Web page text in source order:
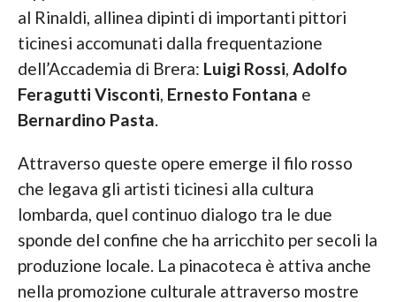
al Rinaldi, allinea dipinti di importanti pittori
ticinesi accomunati dalla frequentazione
dell’Accademia di Brera: Luigi Rossi, Adolfo
Feragutti Visconti, Ernesto Fontana e
Bernardino Pasta.
Attraverso queste opere emerge il filo rosso
che legava gli artisti ticinesi alla cultura
lombarda, quel continuo dialogo tra le due
sponde del confine che ha arricchito per secoli la
produzione locale. La pinacoteca è attiva anche
nella promozione culturale attraverso mostre